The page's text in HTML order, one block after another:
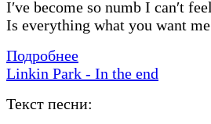
I′ve become so numb I can′t
Is everything what you want
Подробнее
Linkin Park - In the end
Текст песни: